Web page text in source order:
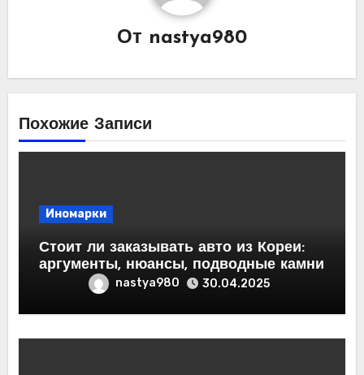
От nastya980
Похожие Записи
Иномарки
Стоит ли заказывать авто из Кореи:
аргументы, нюансы, подводные камни
nastya980 30.04.2025